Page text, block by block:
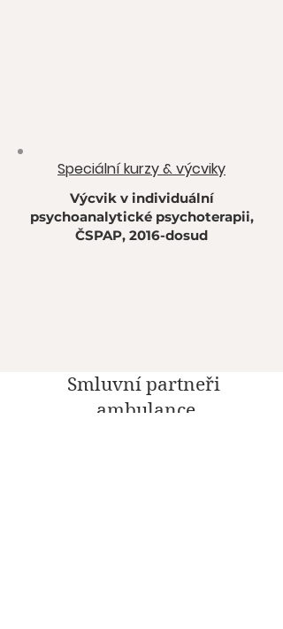
Speciální kurzy & výcviky
Výcvik v individuální
psychoanalytické psychoterapii,
ČSPAP, 2016-dosud
Smluvní partneři
ambulance